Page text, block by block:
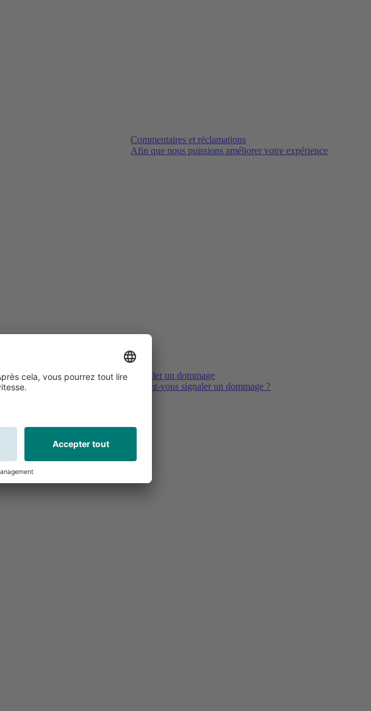
Commentaires et réclamations
Afin que nous puissions améliorer votre expérience
Signaler un dommage
Voulez-vous signaler un dommage ?